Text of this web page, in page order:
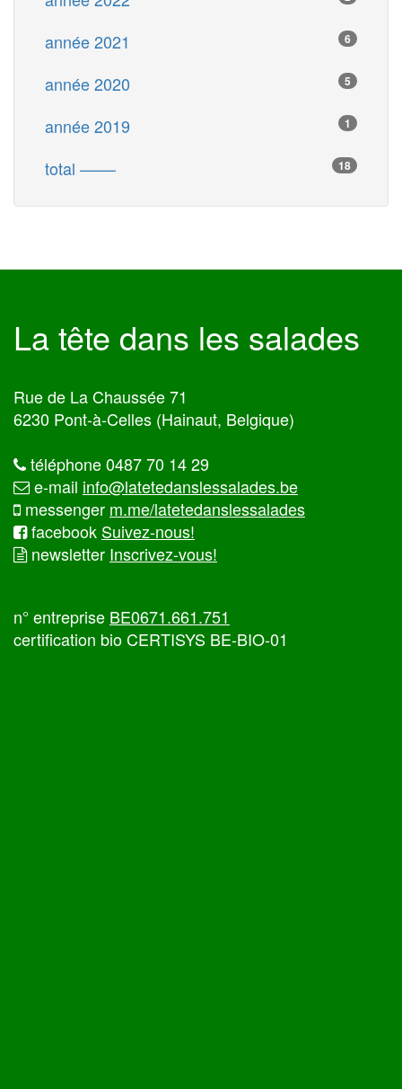
6
année 2021
5
année 2020
1
année 2019
18
total ––––
La tête dans les salades
Rue de La Chaussée 71
6230 Pont-à-Celles (Hainaut, Belgique)
téléphone 0487 70 14 29
e-mail info@latetedanslessalades.be
messenger m.me/latetedanslessalades
facebook Suivez-nous!
newsletter Inscrivez-vous!
n° entreprise BE0671.661.751
certification bio CERTISYS BE-BIO-01